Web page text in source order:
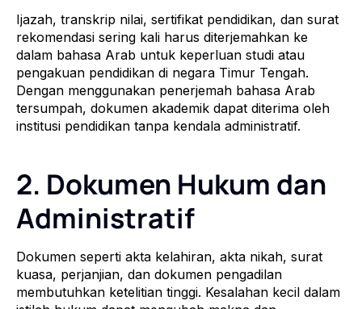
Ijazah, transkrip nilai, sertifikat pendidikan, dan surat
rekomendasi sering kali harus diterjemahkan ke
dalam bahasa Arab untuk keperluan studi atau
pengakuan pendidikan di negara Timur Tengah.
Dengan menggunakan penerjemah bahasa Arab
tersumpah, dokumen akademik dapat diterima oleh
institusi pendidikan tanpa kendala administratif.
2. Dokumen Hukum dan
Administratif
Dokumen seperti akta kelahiran, akta nikah, surat
kuasa, perjanjian, dan dokumen pengadilan
membutuhkan ketelitian tinggi. Kesalahan kecil dalam